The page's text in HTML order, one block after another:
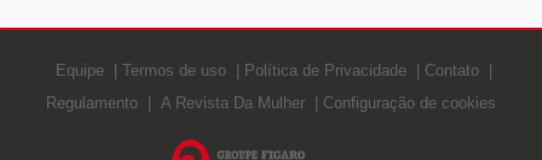
Equipe Termos de uso Política de Privacidade
Contato
Regulamento
A Revista Da Mulher Configuração de cookies